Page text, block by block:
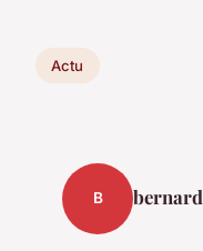
Actu
B bernard